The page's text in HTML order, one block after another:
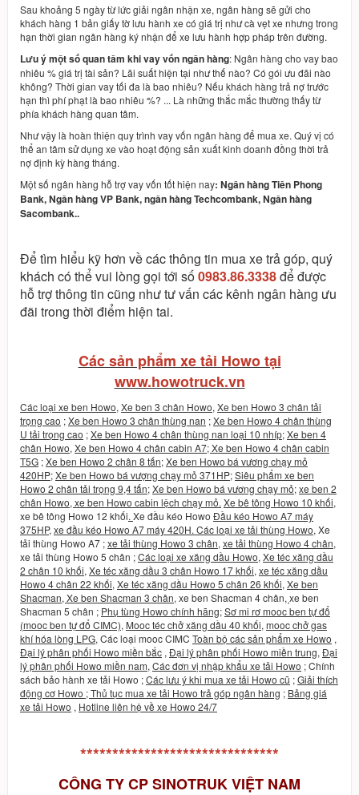
Sau khoảng 5 ngày từ lức giải ngân nhận xe, ngân hàng sẽ gửi cho
khách hàng 1 bản giấy tờ lưu hành xe có giá trị như cà vẹt xe nhưng trong
hạn thời gian ngân hàng ký nhận để xe lưu hành hợp pháp trên đường.
Lưu ý một số quan tâm khi vay vốn ngân hàng: Ngân hàng cho vay bao
nhiêu % giá trị tài sản? Lãi suất hiện tại như thế nào? Có gói ưu đãi nào
không? Thời gian vay tối đa là bao nhiêu? Nếu khách hàng trả nợ trước
hạn thì phí phạt là bao nhiêu %? ... Là những thắc mắc thường thấy từ
phía khách hàng quan tâm.
Như vậy là hoàn thiện quy trình vay vốn ngân hàng để mua xe. Quý vị có
thể an tâm sử dụng xe vào hoạt động sản xuất kinh doanh đồng thời trả
nợ định kỳ hàng tháng.
Một số ngân hàng hỗ trợ vay vốn tốt hiện nay: Ngân hàng Tiên Phong
Bank,Ngân hàng VP Bank,ngân hàng Techcombank,Ngân hàng
Sacombank..
Để tìm hiểu kỹ hơn về các thông tin mua xe trả góp, quý
khách có thể vui lòng gọi tới số0983.86.3338để được
hỗ trợ thông tin cũng như tư vấn các kênh ngân hàng ưu
đãi trong thời điểm hiện tai.
Các sản phẩm xe tải Howo tại
www.howotruck.vn
Các loại xe ben Howo, Xe ben 3 chân Howo, Xe ben Howo 3 chân tải
trọng cao ;Xe ben Howo 3 chân thùng nan ;Xe ben Howo 4 chân thùng
U tải trọng cao ;Xe ben Howo 4 chân thùng nan loại 10 nhíp;Xe ben 4
chân Howo, Xe ben Howo 4 chân cabin A7;Xe ben Howo 4 chân cabin
T5G ;Xe ben Howo 2 chân 8 tấn;Xe ben Howo bá vương chạy mỏ
420HP;Xe ben Howo bá vượng chạy mỏ 371HP;Siêu phẩm xe ben
Howo 2 chân tải trọng 9,4 tấn;Xe ben Howo bá vương chạy mỏ;xe ben 2
chân Howo, xe ben Howo cabin lệch chạy mỏ. Xe bê tông Howo 10 khối,
xe bê tông Howo 12 khối. Xe đầu kéo Howo Đầu kéo Howo A7 máy
375HP, xe đầu kéo Howo A7 máy 420H. Các loại xe tải thùng Howo, Xe
tải thùng Howo A7 ;xe tải thùng Howo 3 chân, xe tải thùng Howo 4 chân,
xe tải thùng Howo 5 chân ;Các loại xe xăng dầu Howo, Xe téc xăng dầu
2 chân 10 khối, Xe téc xăng dầu 3 chân Howo 17 khối, xe téc xăng dầu
Howo 4 chân 22 khối, Xe téc xăng dầu Howo 5 chân 26 khối, Xe ben
Shacman, Xe ben Shacman 3 chân, xe ben Shacman 4 chân, xe ben
Shacman 5 chân ; Phụ tùng Howo chính hãng;Sơ mi rơ mooc ben tự đổ
(mooc ben tự đổ CIMC), Mooc téc chở xăng dầu 40 khối, mooc chở gas
khí hóa lòng LPG, Các loại mooc CIMC Toàn bộ các sản phẩm xe Howo ,
Đại lý phân phối Howo miền bắc , Đại lý phân phối Howo miền trung, Đại
lý phân phối Howo miền nam, Các đơn vị nhập khẩu xe tải Howo ;Chính
sách bảo hành xe tải Howo ;Các lưu ý khi mua xe tải Howo cũ ;Giải thích
động cơ Howo ;Thủ tục mua xe tải Howo trả góp ngân hàng ; Bảng giá
xe tải Howo , Hotline liên hệ về xe Howo 24/7
*******************************
CÔNG TY CP SINOTRUK VIỆT NAM